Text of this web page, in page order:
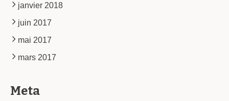
janvier 2018
juin 2017
mai 2017
mars 2017
Meta